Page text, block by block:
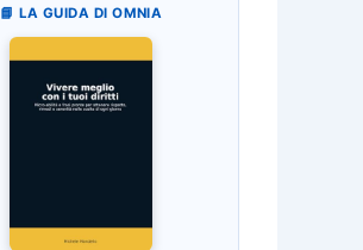
📘 LA GUIDA DI OMNIA